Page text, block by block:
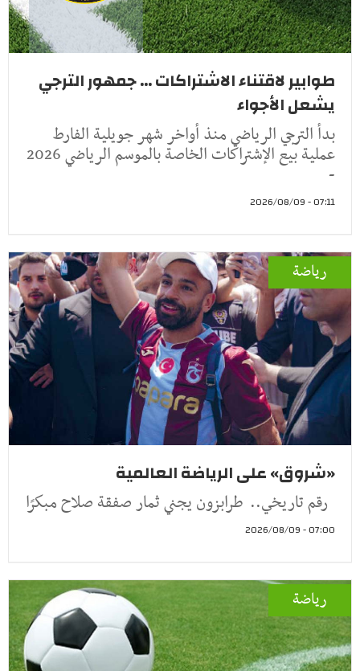
طوابير لاقتناء الاشتراكات ... جمهور الترجي
يشعل الأجواء
بدأ الترجي الرياضي منذ أواخر شهر جويلية الفارط
عملية بيع الإشتراكات الخاصة بالموسم الرياضي 2026
-
07:11 - 2026/08/09
رياضة
«شروق» على الرياضة العالمية
رقم تاريخي.. طرابزون يجني ثمار صفقة صلاح مبكرًا
07:00 - 2026/08/09
رياضة